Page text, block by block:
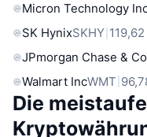
Micron Technology
SK HynixSKHY
JPmorgan Chase & Co
Walmart IncWMT
Die